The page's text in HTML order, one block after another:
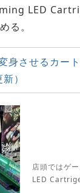
LED
る。
身させるカー
）
店頭ではゲ
LED